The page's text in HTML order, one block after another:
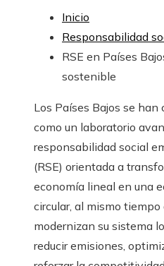
Inicio
Responsabilidad
RSE en Países
sostenible
Los Países Bajos se han
como un laboratorio
responsabilidad social
(RSE) orientada a
economía lineal en una
circular, al mismo tiempo
modernizan su sistema
reducir emisiones,